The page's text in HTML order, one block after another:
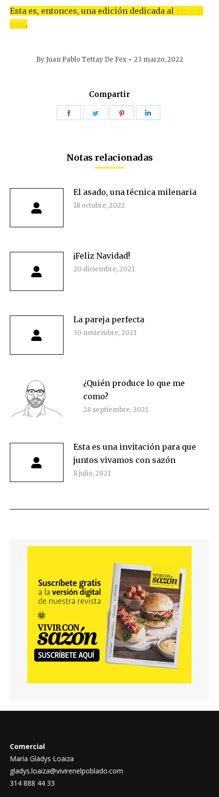
Esta es, entonces, una edición dedicada al río y al
mar.
ByJuan Pablo Tettay De Fex 23 marzo, 2022
Compartir
Share
Share
Share
Notas relacionadas
El asado, una técnica milenaria
18 octubre, 2022
¡Feliz Navidad!
20 diciembre, 2021
La pareja perfecta
30 noviembre, 2021
¿Quién produce lo que me
como?
28 septiembre, 2021
Esta es una invitación para que
juntos vivamos con sazón
8 julio, 2021
Comercial
María Gladys Loaiza
gladys.loaiza@vivirenelpoblado.com
314 888 44 33